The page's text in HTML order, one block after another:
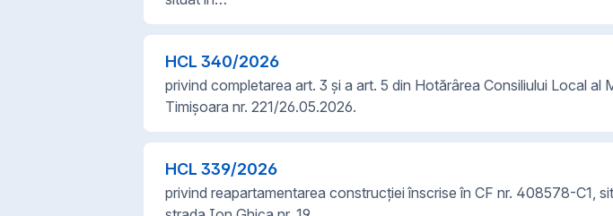
HCL 340/2026
privind completarea art. 3 și a art. 5 din Hotărârea Consiliului Local al
Timișoara nr. 221/26.05.2026.
HCL 339/2026
privind reapartamentarea construcției înscrise în CF nr. 408578-C1,